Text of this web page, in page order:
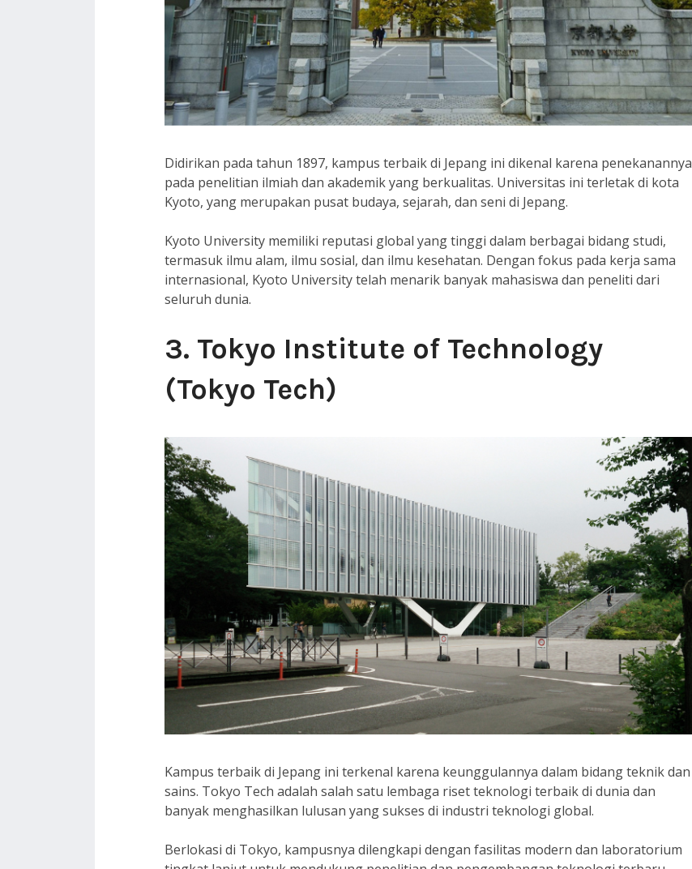
Didirikan pada tahun 1897, kampus terbaik di Jepang ini dikenal karena penekanannya
pada penelitian ilmiah dan akademik yang berkualitas. Universitas ini terletak di kota
Kyoto, yang merupakan pusat budaya, sejarah, dan seni di Jepang.
Kyoto University memiliki reputasi global yang tinggi dalam berbagai bidang studi,
termasuk ilmu alam, ilmu sosial, dan ilmu kesehatan. Dengan fokus pada kerja sama
internasional, Kyoto University telah menarik banyak mahasiswa dan peneliti dari
seluruh dunia.
3. Tokyo Institute of Technology
(Tokyo Tech)
Kampus terbaik di Jepang ini terkenal karena keunggulannya dalam bidang teknik dan
sains. Tokyo Tech adalah salah satu lembaga riset teknologi terbaik di dunia dan
banyak menghasilkan lulusan yang sukses di industri teknologi global.
Berlokasi di Tokyo, kampusnya dilengkapi dengan fasilitas modern dan laboratorium